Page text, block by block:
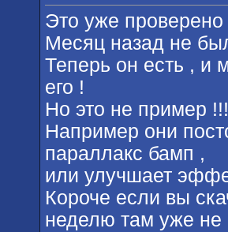
Это уже проверено
Месяц назад не
Теперь он есть , и
его !
Но это не пример
Например они
параллакс бамп ,
или улучшает
Короче если вы
неделю там уже не